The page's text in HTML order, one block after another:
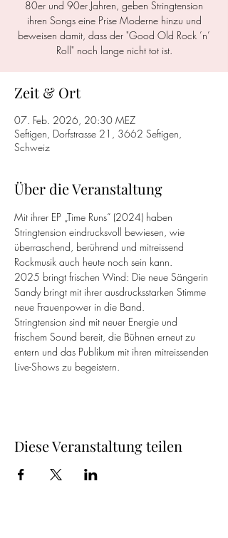
80er und 90er Jahren, geben Stringtension
ihren Songs eine Prise Moderne hinzu und
beweisen damit, dass der "Good Old Rock ’n’
Roll" noch lange nicht tot ist.
Zeit & Ort
07. Feb. 2026, 20:30 MEZ
Seftigen, Dorfstrasse 21, 3662 Seftigen,
Schweiz
Über die Veranstaltung
Mit ihrer EP „Time Runs“ (2024) haben
Stringtension eindrucksvoll bewiesen, wie
überraschend, berührend und mitreissend
Rockmusik auch heute noch sein kann.
2025 bringt frischen Wind: Die neue Sängerin
Sandy bringt mit ihrer ausdrucksstarken Stimme
neue Frauenpower in die Band.
Stringtension sind mit neuer Energie und
frischem Sound bereit, die Bühnen erneut zu
entern und das Publikum mit ihren mitreissenden
Live-Shows zu begeistern.
Diese Veranstaltung teilen